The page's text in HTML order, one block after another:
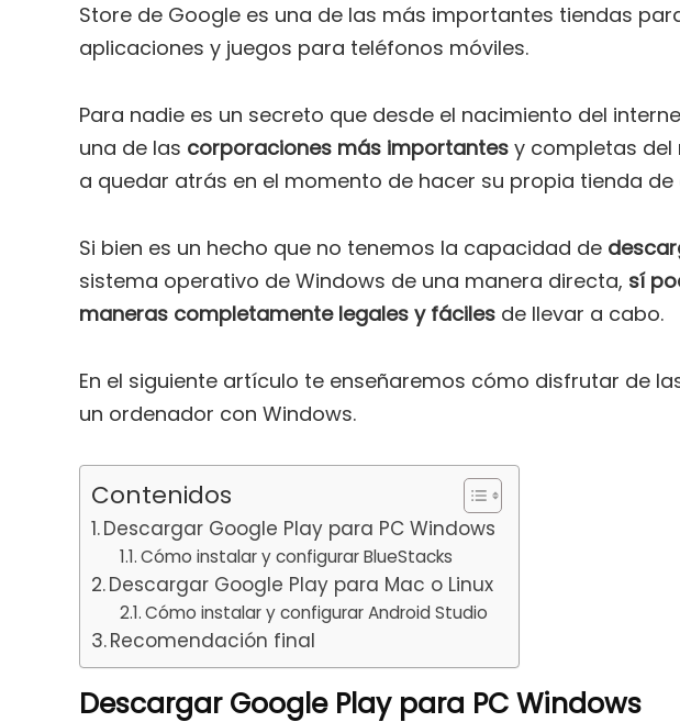
Store de Google es una de las más importantes tiendas
aplicaciones y juegos para teléfonos móviles.
Para nadie es un secreto que desde el nacimiento del
una de las corporaciones más importantes y completas del
a quedar atrás en el momento de hacer su propia tienda de
Si bien es un hecho que no tenemos la capacidad de
sistema operativo de Windows de una manera directa, sí
maneras completamente legales y fáciles de llevar a cabo.
En el siguiente artículo te enseñaremos cómo disfrutar de
un ordenador con Windows.
Contenidos
Descargar Google Play para PC Windows
Cómo instalar y configurar BlueStacks
Descargar Google Play para Mac o Linux
Cómo instalar y configurar Android Studio
Recomendación final
Descargar Google Play para PC Windows